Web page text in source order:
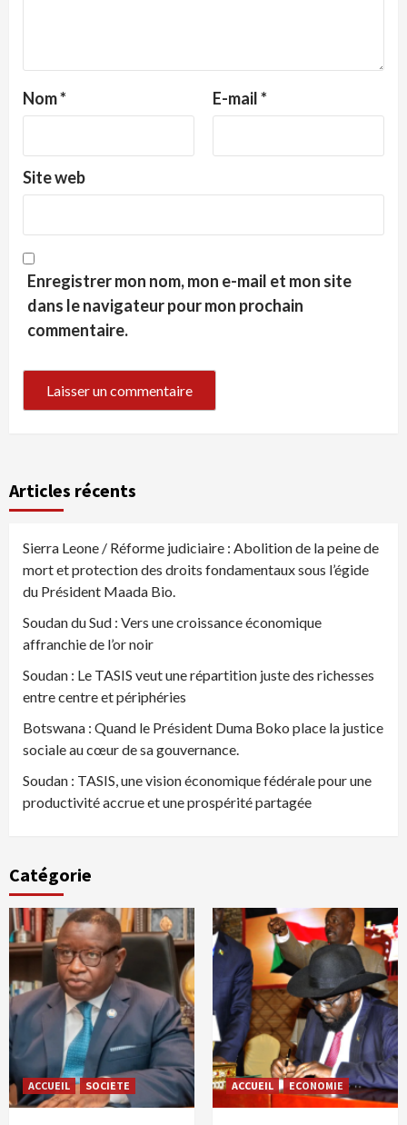
Nom* E-mail*
Site web
Enregistrer mon nom, mon e-mail et mon site
dans le navigateur pour mon prochain
commentaire.
Articles récents
Sierra Leone / Réforme judiciaire : Abolition de la peine de
mort et protection des droits fondamentaux sous l’égide
du Président Maada Bio.
Soudan du Sud : Vers une croissance économique
affranchie de l’or noir
Soudan : Le TASIS veut une répartition juste des richesses
entre centre et périphéries
Botswana : Quand le Président Duma Boko place la justice
sociale au cœur de sa gouvernance.
Soudan : TASIS, une vision économique fédérale pour une
productivité accrue et une prospérité partagée
Catégorie
ACCUEIL SOCIETE ACCUEIL ECONOMIE